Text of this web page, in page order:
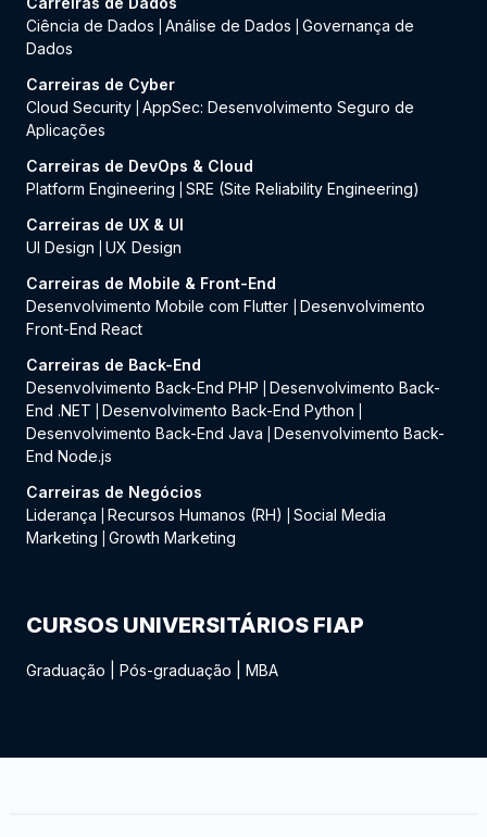
Ciência de Dados
Análise de Dados
Governança de
Dados
Carreiras de Cyber
Cloud Security AppSec: Desenvolvimento Seguro de
Aplicações
Carreiras de DevOps & Cloud
Platform Engineering
SRE (Site Reliability Engineering)
Carreiras de UX & UI
UI Design
UX Design
Carreiras de Mobile & Front-End
Desenvolvimento Mobile com Flutter
Desenvolvimento
Front-End React
Carreiras de Back-End
Desenvolvimento Back-End PHP
Desenvolvimento Back-
End .NET
Desenvolvimento Back-End Python
Desenvolvimento Back-End Java
Desenvolvimento Back-
End Node.js
Carreiras de Negócios
Liderança
Recursos Humanos (RH)
Social Media
Marketing
Growth Marketing
CURSOS UNIVERSITÁRIOS FIAP
Graduação Pós-graduação MBA